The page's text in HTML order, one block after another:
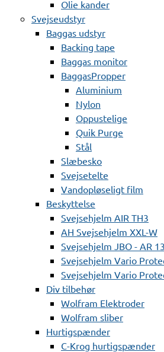
Olie kander
Svejseudstyr
Baggas udstyr
Backing tape
Baggas monitor
BaggasPropper
Aluminium
Nylon
Oppustelige
Quik Purge
Stål
Slæbesko
Svejsetelte
Vandopløseligt film
Beskyttelse
Svejsehjelm AIR TH3
AH Svejsehjelm XXL-W
Svejsehjelm JBO - AR
Svejsehjelm Vario
Svejsehjelm Vario
Div tilbehør
Wolfram Elektroder
Wolfram sliber
Hurtigspænder
C-Krog hurtigspænder